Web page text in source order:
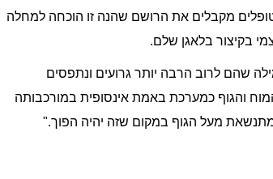
מקבלים את הרושם שהנה זו הוכחה למחלה
בקיצור בלאגן שלם.
שהם לרוב הרבה יותר גרועים ונתפסים
והגוף כמערכת באמת אינסופית במורכבותה
מעל הגוף במקום שזה יהיה הפוך."